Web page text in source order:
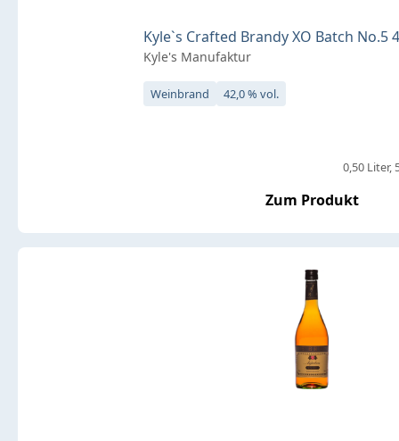
Kyle`s Crafted Brandy XO Batch No.5
Kyle's Manufaktur
Weinbrand 42,0 % vol.
0,50 Liter
Zum Produkt